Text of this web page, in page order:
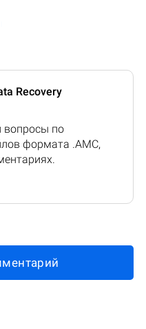
Recovery
вопросы по
формата .AMC,